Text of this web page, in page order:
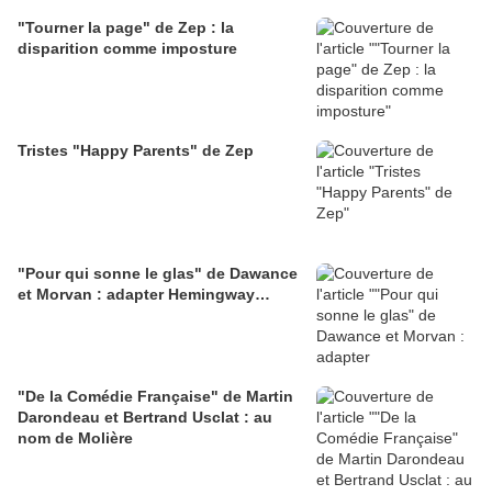
"Tourner la page" de Zep : la
disparition comme imposture
Tristes "Happy Parents" de Zep
"Pour qui sonne le glas" de Dawance
et Morvan : adapter Hemingway…
"De la Comédie Française" de Martin
Darondeau et Bertrand Usclat : au
nom de Molière